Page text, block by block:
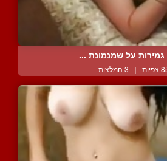
על שמנמונת ...
| 3 המלצות